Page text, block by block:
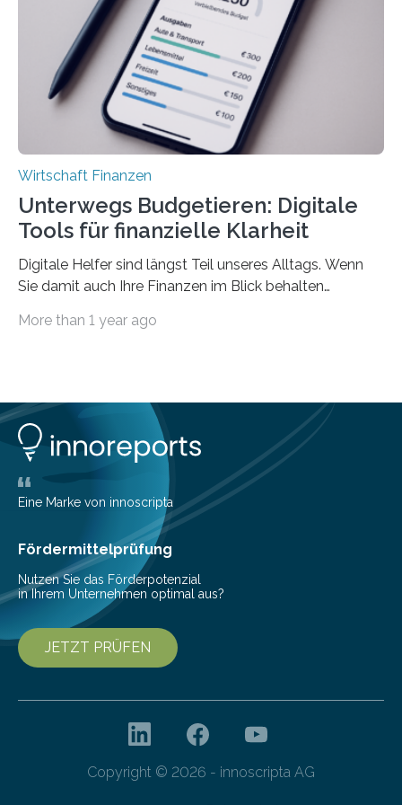
können. Allerdings erhält mit 44 Prozent noch nicht
einmal die Hälfte aller Beschäftigten in der
Privatwirtschaft Urlaubsgeld. Zu diesem…
Wirtschaft Finanzen
Unterwegs Budgetieren: Digitale
Tools für finanzielle Klarheit
Digitale Helfer sind längst Teil unseres Alltags. Wenn
Sie damit auch Ihre Finanzen im Blick behalten
die genau das ermöglichen: Sie helfen Ihnen, Ausgaben
Lösungen interessieren. 1. Multibanking-Tools: Alle
Konten auf einen Blick Viele Banken bieten bereits in
ihrem Online-Banking eine Multibanking-Funktion an,
mit der sich Konten bei anderen Banken…
More than 1 year ago
Eine Marke von innoscripta
Fördermittelprüfung
Nutzen Sie das Förderpotenzial
in Ihrem Unternehmen optimal aus?
JETZT PRÜFEN
Copyright © 2026 - innoscripta AG